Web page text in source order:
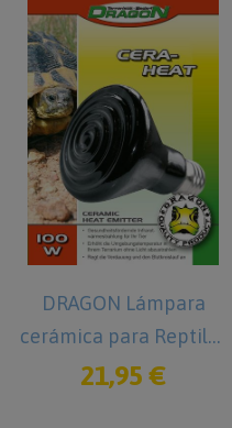
DRAGON Lámpara
cerámica para Reptiles
100 W
21,95 €